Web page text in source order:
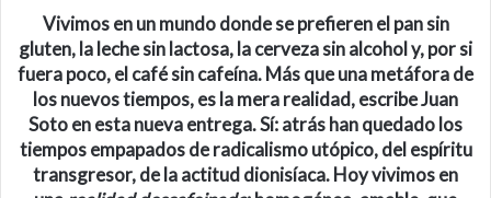
Vivimos en un mundo dondeseprefieren el pan sin
gluten, la leche sin lactosa, la cerveza sin alcohol y, por si
fuera poco, el café sin cafeína. Más que una metáfora de
los nuevos tiempos, eslamera realidad, escribe Juan
Sotoen esta nueva entrega. Sí: atráshan quedado los
tiempos empapados de radicalismo utópico, del espíritu
transgresor,dela actitud dionisíaca.Hoy vivimos en